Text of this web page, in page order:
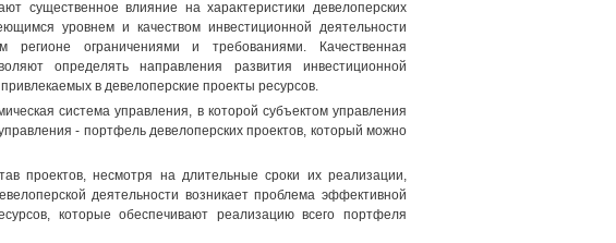
существенное влияние на характеристики девелоперских
уровнем и качеством инвестиционной деятельности
ограничениями и требованиями. Качественная
определять направления развития инвестиционной
в девелоперские проекты ресурсов.
система управления, в которой субъектом управления
- портфель девелоперских проектов, который можно
проектов, несмотря на длительные сроки их реализации,
деятельности возникает проблема эффективной
которые обеспечивают реализацию всего портфеля